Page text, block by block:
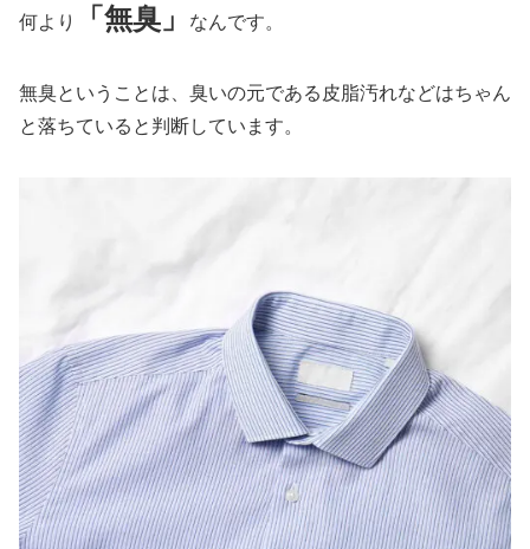
何より 「無臭」 なんです。
無臭ということは、臭いの元である皮脂汚れなどはちゃん
と落ちていると判断しています。